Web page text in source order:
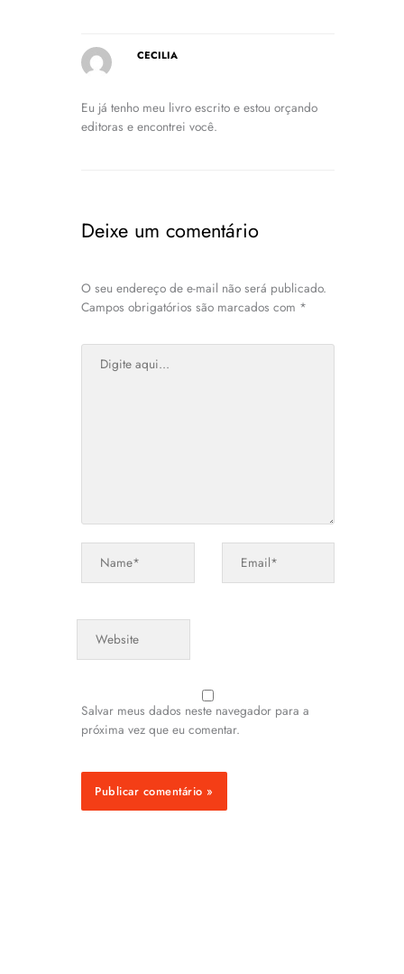
CECILIA
Eu já tenho meu livro escrito e estou orçando
editoras e encontrei você.
Deixe um comentário
O seu endereço de e-mail não será publicado.
Campos obrigatórios são marcados com *
aqui...
Salvar meus dados neste navegador para a
próxima vez que eu comentar.